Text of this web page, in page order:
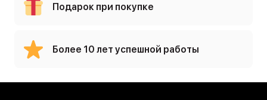
Подарок при покупке
Более 10 лет успешной работы